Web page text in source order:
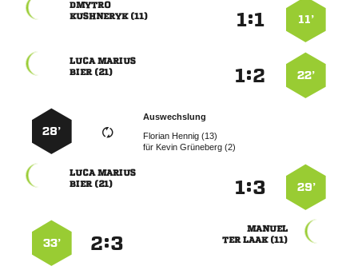
11’
:

 
22’
:
 
 
Auswechslung
  
für   
28’
29’
:
 
 

  
:
33’